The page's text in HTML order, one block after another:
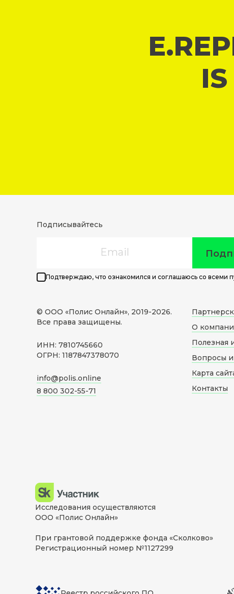
Подписывайтесь
Подтверждаю, что ознакомился и соглашаюсь со всеми
© ООО «Полис Онлайн», 2019-2026.
Все права защищены.
ИНН: 7810745660
ОГРН: 1187847378070
info@polis.online
8 800 302-55-71
О
Полезная
Вопросы и
Карта
Контакты
Исследования осуществляются
ООО «Полис Онлайн»
При грантовой поддержке фонда «Сколково»
Регистрационный номер №1127299